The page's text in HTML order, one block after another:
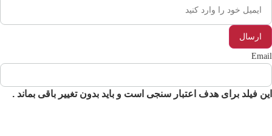
فیلد برای هدف اعتبار سنجی است و باید بدون تغییر باقی بماند .